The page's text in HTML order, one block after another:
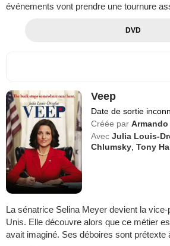
événements vont prendre une tournure
DVD
Veep
Date de sortie
Créée par
Avec Julia Louis-
Chlumsky ,Tony
La sénatrice Selina Meyer devient la
Unis. Elle découvre alors que ce métier
avait imaginé. Ses déboires sont prétexte